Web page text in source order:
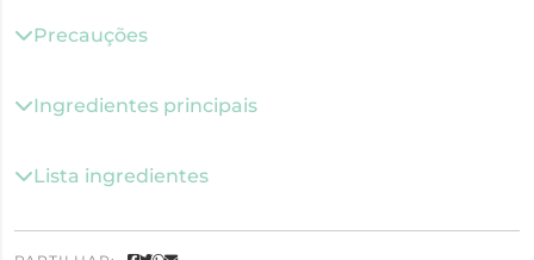
Precauções
Ingredientes principais
Lista ingredientes